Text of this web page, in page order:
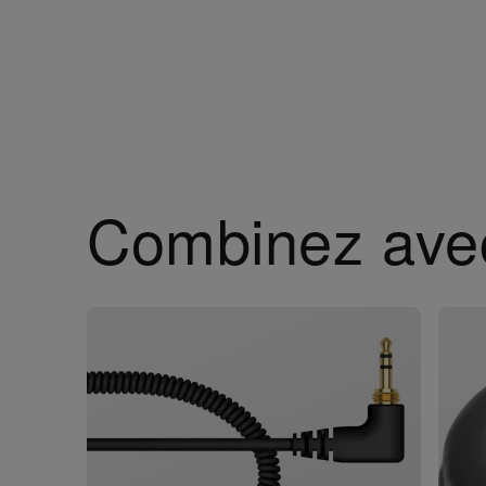
Combinez